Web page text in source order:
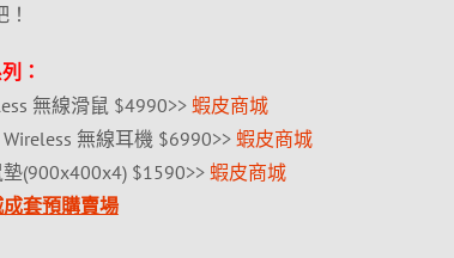
：
無線滑鼠 $4990>> 蝦皮商城
無線耳機 $6990>> 蝦皮商城
(900x400x4) $1590>> 蝦皮商城
套預購賣場